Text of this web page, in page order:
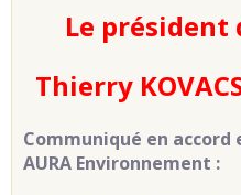
Le président
Thierry
Communiqué en accord
AURA Environnement :